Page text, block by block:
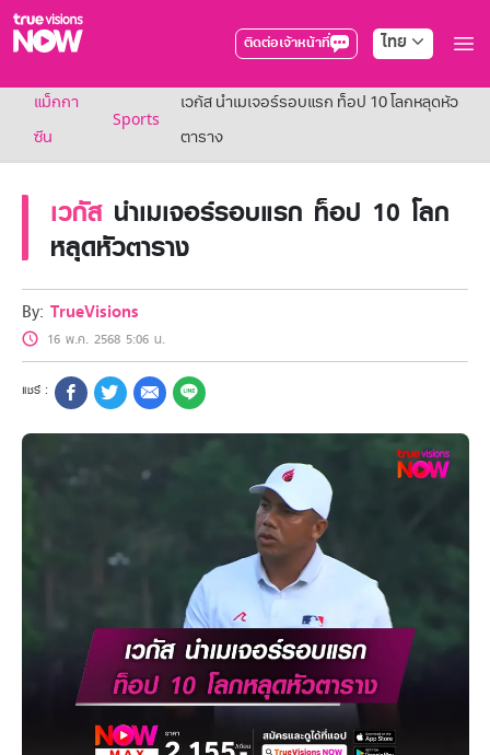
ติดต่อเจ้าหน้าที่ ไทย
True AF2026
แพ็กเกจ
NOW SPORTS
NOW Muay Thai
แพ็กเกจทรูวิชันส์นาวทั้งหมด
เคเบิลและจานดาวเทียม
สิทธิพิเศษ
สิทธิพิเศษลูกค้าทรูวิชั่นส์
Showtime
HoReCa
แพ็กเกจสำหรับผู้ประกอบการ
หาร้านร่วมรายการ
FAQs
แม็กกา
ซีน
Sports
เวกัส นำเมเจอร์รอบแรก ท็อป 10 โลกหลุดหัว
ตาราง
เวกัส นำเมเจอร์รอบแรก ท็อป 10 โลก
หลุดหัวตาราง
By: TrueVisions
16 พ.ค. 2568 5:06 น.